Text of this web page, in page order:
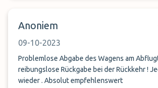
Anoniem
09-10-2023
Problemlose Abgabe des Wagens am
reibungslose Rückgabe bei der Rückkehr ! Jederzeit gerne
wieder . Absolut empfehlenswert